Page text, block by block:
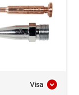
Visa